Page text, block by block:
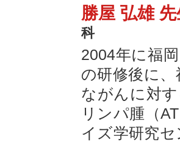
勝屋 弘雄
科
2004年に福
の研修後に
ながんに対
リンパ腫（
イズ学研究